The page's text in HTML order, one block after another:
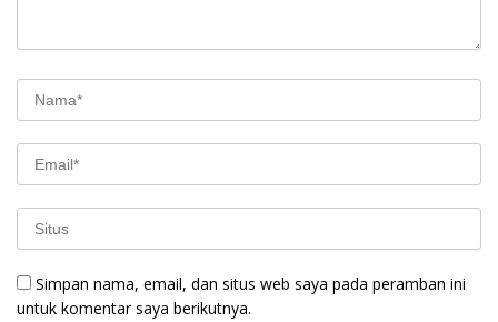
Simpan nama, email, dan situs web saya pada peramban ini
untuk komentar saya berikutnya.